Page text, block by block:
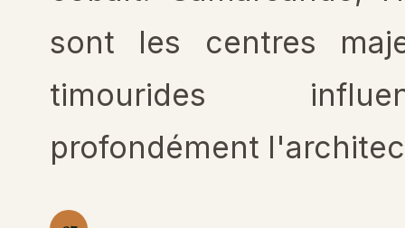
sont les centres
timourides
profondément